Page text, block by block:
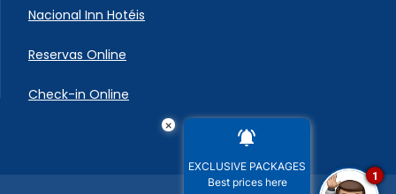
Nacional Inn Hotéis
Reservas Online
Check-in Online
×
EXCLUSIVE PACKAGES
Best prices here
1